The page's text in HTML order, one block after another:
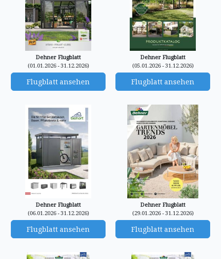
Dehner Flugblatt
(01.01.2026 - 31.12.2026)
Flugblatt ansehen
Dehner Flugblatt
(05.01.2026 - 31.12.2026)
Flugblatt ansehen
Dehner Flugblatt
(06.01.2026 - 31.12.2026)
Flugblatt ansehen
Dehner Flugblatt
(29.01.2026 - 31.12.2026)
Flugblatt ansehen